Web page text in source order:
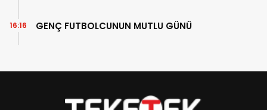
GENÇ FUTBOLCUNUN MUTLU GÜNÜ
16:16